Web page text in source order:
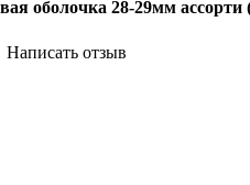
оболочка 28-29мм
Написать отзыв